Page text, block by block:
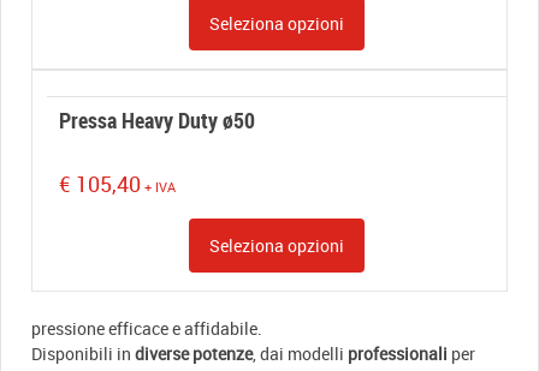
Seleziona opzioni
Pressa Heavy Duty ø50
€ 105,40 + IVA
Seleziona opzioni
pressione efficace e affidabile.
Disponibili in diverse potenze, dai modelli professionali per